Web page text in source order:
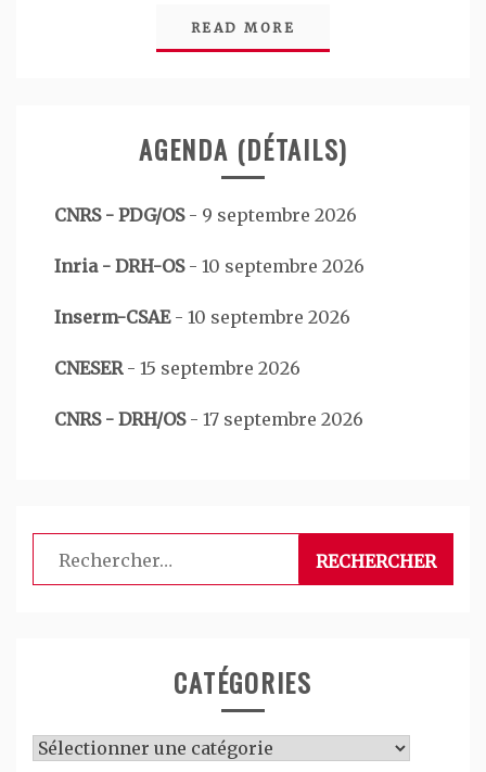
READ MORE
AGENDA (DÉTAILS)
CNRS - PDG/OS- 9 septembre 2026
Inria - DRH-OS- 10 septembre 2026
Inserm-CSAE- 10 septembre 2026
CNESER- 15 septembre 2026
CNRS - DRH/OS- 17 septembre 2026
Rechercher :
CATÉGORIES
Catégories